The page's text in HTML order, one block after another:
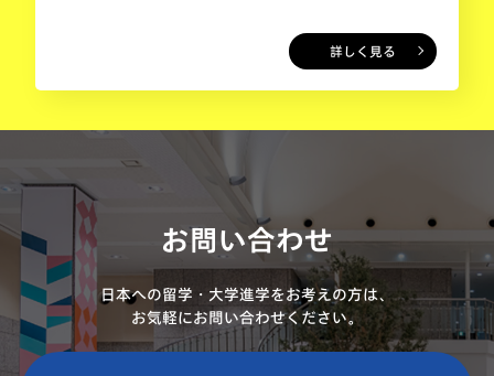
詳しく見る
お問い合わせ
日本への留学・大学進学をお考えの方は、
お気軽にお問い合わせください。